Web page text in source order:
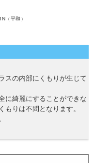
（平和）
スの内部にくもりが生じて
に綺麗にすることができな
もりは不問となります。